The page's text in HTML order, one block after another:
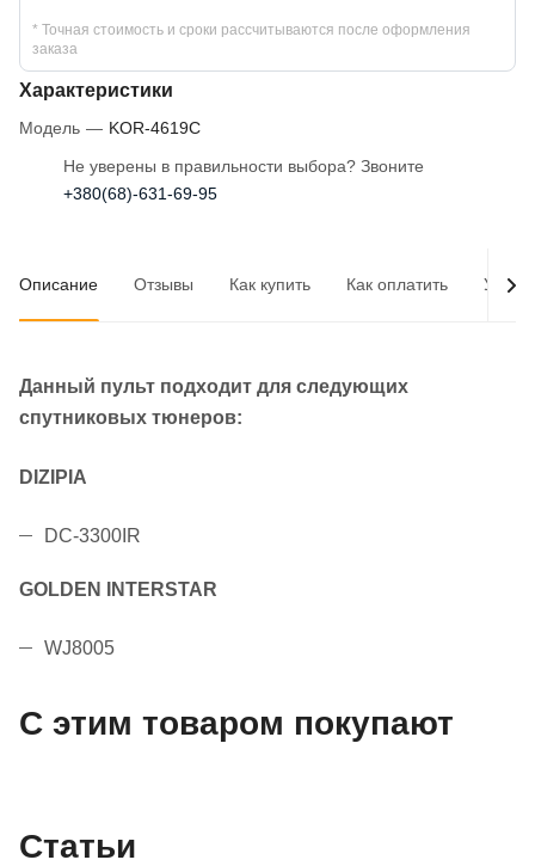
* Точная стоимость и сроки рассчитываются после оформления
заказа
Характеристики
Модель — KOR-4619C
Не уверены в правильности выбора? Звоните
+380(68)-631-69-95
Описание Отзывы Как купить Как оплатить
Данный пульт подходит для следующих
спутниковых тюнеров:
DIZIPIA
DC-3300IR
GOLDEN INTERSTAR
WJ8005
С этим товаром покупают
Статьи